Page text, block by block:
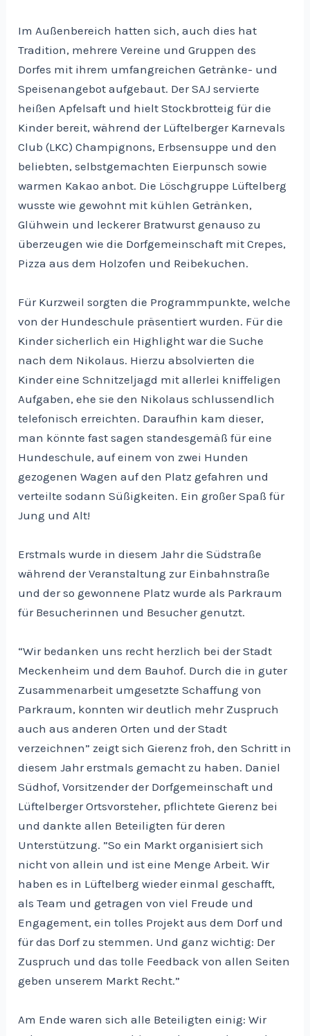
Im Außenbereich hatten sich, auch dies hat
Tradition, mehrere Vereine und Gruppen des
Dorfes mit ihrem umfangreichen Getränke- und
Speisenangebot aufgebaut. Der SAJ servierte
heißen Apfelsaft und hielt Stockbrotteig für die
Kinder bereit, während der Lüftelberger Karnevals
Club (LKC) Champignons, Erbsensuppe und den
beliebten, selbstgemachten Eierpunsch sowie
warmen Kakao anbot. Die Löschgruppe Lüftelberg
wusste wie gewohnt mit kühlen Getränken,
Glühwein und leckerer Bratwurst genauso zu
überzeugen wie die Dorfgemeinschaft mit Crepes,
Pizza aus dem Holzofen und Reibekuchen.
Für Kurzweil sorgten die Programmpunkte, welche
von der Hundeschule präsentiert wurden. Für die
Kinder sicherlich ein Highlight war die Suche
nach dem Nikolaus. Hierzu absolvierten die
Kinder eine Schnitzeljagd mit allerlei kniffeligen
Aufgaben, ehe sie den Nikolaus schlussendlich
telefonisch erreichten. Daraufhin kam dieser,
man könnte fast sagen standesgemäß für eine
Hundeschule, auf einem von zwei Hunden
gezogenen Wagen auf den Platz gefahren und
verteilte sodann Süßigkeiten. Ein großer Spaß für
Jung und Alt!
Erstmals wurde in diesem Jahr die Südstraße
während der Veranstaltung zur Einbahnstraße
und der so gewonnene Platz wurde als Parkraum
für Besucherinnen und Besucher genutzt.
“Wir bedanken uns recht herzlich bei der Stadt
Meckenheim und dem Bauhof. Durch die in guter
Zusammenarbeit umgesetzte Schaffung von
Parkraum, konnten wir deutlich mehr Zuspruch
auch aus anderen Orten und der Stadt
verzeichnen” zeigt sich Gierenz froh, den Schritt in
diesem Jahr erstmals gemacht zu haben. Daniel
Südhof, Vorsitzender der Dorfgemeinschaft und
Lüftelberger Ortsvorsteher, pflichtete Gierenz bei
und dankte allen Beteiligten für deren
Unterstützung. ”So ein Markt organisiert sich
nicht von allein und ist eine Menge Arbeit. Wir
haben es in Lüftelberg wieder einmal geschafft,
als Team und getragen von viel Freude und
Engagement, ein tolles Projekt aus dem Dorf und
für das Dorf zu stemmen. Und ganz wichtig: Der
Zuspruch und das tolle Feedback von allen Seiten
geben unserem Markt Recht.”
Am Ende waren sich alle Beteiligten einig: Wir